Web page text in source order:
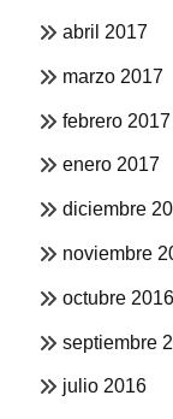
abril 2017
marzo 2017
febrero 2017
enero 2017
diciembre
noviembre
octubre 2016
septiembre
julio 2016